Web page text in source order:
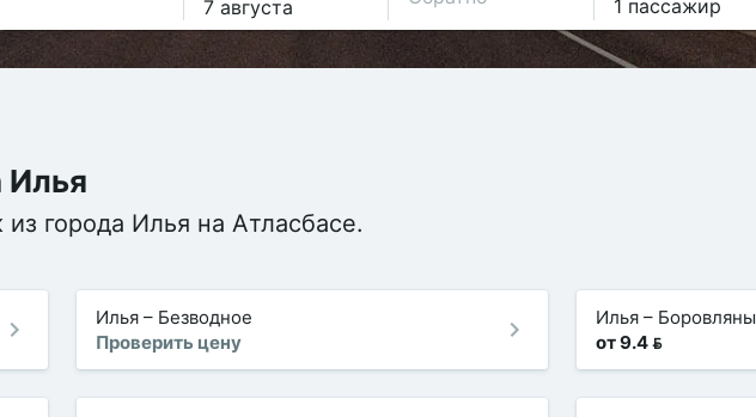
Илья
города Илья на Атласбасе.
Илья– Безводное
Проверить цену
Илья – Боровляны
от 9.4 